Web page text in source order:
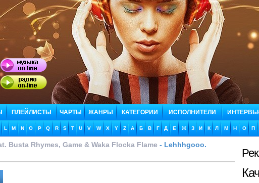
ПЛЕЙЛИСТЫ ЧАРТЫ ЖАНРЫ КАТЕГОРИИ ИСПОЛНИТЕЛИ
L M N O P Q R S T U V W X Y Z А Б В Г Д Е Ж З И К Л М Н О П
Busta Rhymes, Game & Waka Flocka Flame - Lehhhgooo.